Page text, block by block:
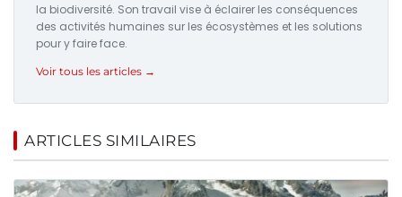
la biodiversité. Son travail vise à éclairer les conséquences
des activités humaines sur les écosystèmes et les solutions
pour y faire face.
Voir tous les articles →
ARTICLES SIMILAIRES